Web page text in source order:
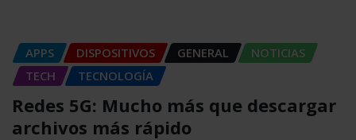
APPS DISPOSITIVOS GENERAL
NOTICIAS
TECH
TECNOLOGÍA
Redes 5G: Mucho más que descargar
archivos más rápido